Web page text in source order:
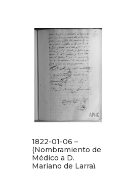
1822-01-06 –
(Nombramiento de
Médico a D.
Mariano de Larra).